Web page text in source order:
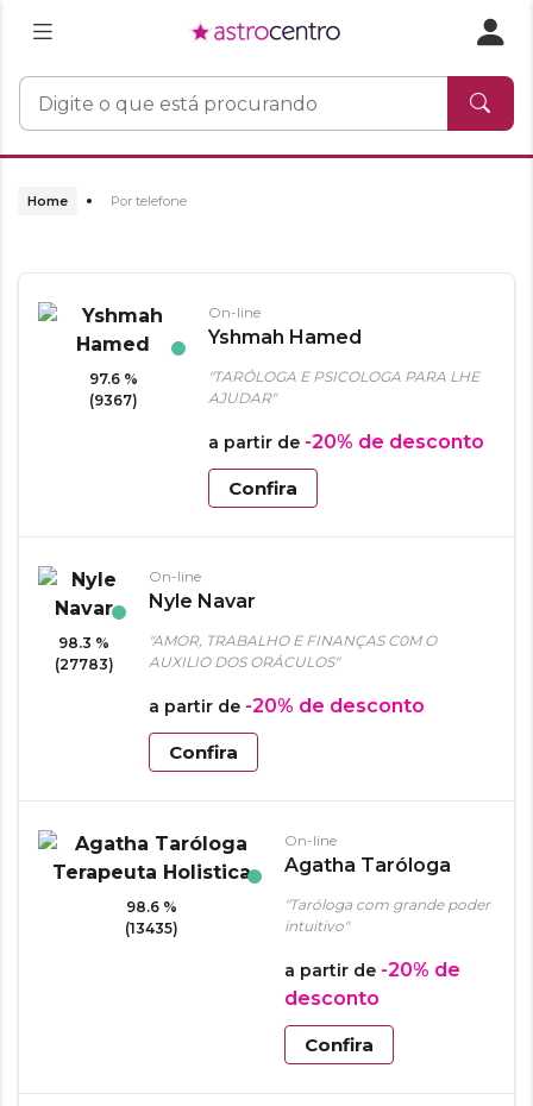
Home Por telefone
97.6 %
(9367)
On-line
Yshmah Hamed
"TARÓLOGA E PSICOLOGA PARA LHE
AJUDAR"
a partir de -20% de desconto
Confira
98.3 %
(27783)
On-line
Nyle Navar
"AMOR, TRABALHO E FINANÇAS C0M O
AUXILIO DOS ORÁCULOS"
a partir de -20% de desconto
Confira
98.6 %
(13435)
On-line
Agatha Taróloga
Terapeuta Holistica
"Taróloga com grande poder
intuitivo"
a partir de -20% de
desconto
Confira